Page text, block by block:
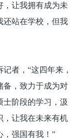
，让我拥有成为未
还站在学校，但我
者，“这四年来，
备，致力于成为对
士阶段的学习，汲
，让我在未来有机
，强国有我！”